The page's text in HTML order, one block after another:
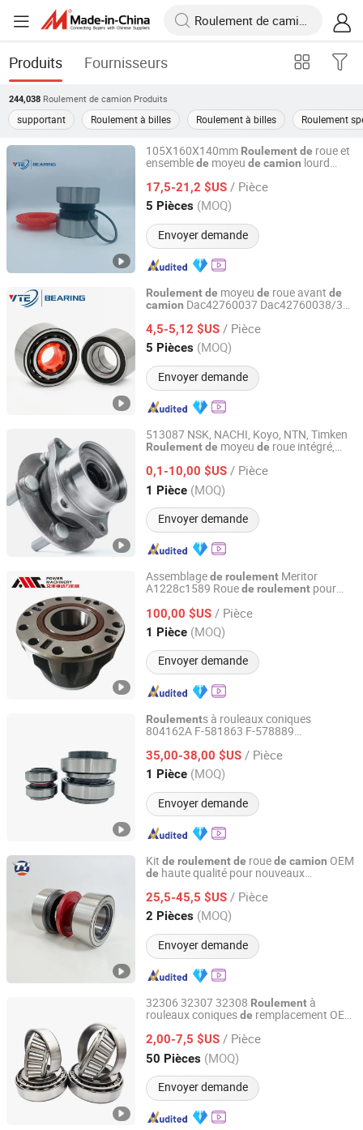
Produits Fournisseurs
244,038 Roulement de camion Produits
supportant Roulement à billes Roulement à billes Roulement
105X160X140mm Roulementde roue et
ensemblede moyeu de camion lourd
17,5-21,2 $US / Pièce
5 Pièces (MOQ)
Envoyer demande
Shandong Ante Bearing Technology Co., Ltd.
Shandong, China Depuis 2024
Roulementde moyeu de roue avant de
camion Dac42760037 Dac42760038/35
Dac42760037135
4,5-5,12 $US / Pièce
5 Pièces (MOQ)
Envoyer demande
Shandong Ante Bearing Technology Co., Ltd.
Shandong, China Depuis 2024
513087 NSK, NACHI, Koyo, NTN, Timken
Roulementde moyeu de roue intégré,
bruit, haute précision, résistant à l'usure
pour voiture, camion
0,1-10,00 $US / Pièce
1 Pièce (MOQ)
Envoyer demande
Shanghai Luvivo Supply Chain Management Co., Ltd.
Shanghai, China Depuis 2026
Assemblagede roulement Meritor
A1228c1589 Rouede roulement pour
100,00 $US / Pièce
1 Pièce (MOQ)
Envoyer demande
WUXI AMC POWER MACHINERY CO., LTD.
Jiangsu, China Depuis 2020
Roulements à rouleaux coniques
804162A F-581863 F-578889
moyeuderouedecamion
35,00-38,00 $US / Pièce
1 Pièce (MOQ)
Envoyer demande
Shandong Tefule Bearing Co., Ltd
Shandong, China Depuis 2026
Kit de roulementde rouede camion OEM
de haute qualité pour nouveaux
805517 805531 805567 805733
81.93420.0330Roulement
gros
25,5-45,5 $US / Pièce
2 Pièces (MOQ)
Envoyer demande
Xingtai Tuoyuan Machinery Parts Co., Ltd.
Hebei, China Depuis 2025
32306 32307 32308 Roulement à
rouleaux coniquesde remplacement OEM
roulementdemoyeude
pour entretien debus lourds
commerciaux européens
2,00-7,5 $US / Pièce
50 Pièces (MOQ)
Envoyer demande
Fujian Jinqiang Machinery Manufacture Co., Ltd.
Fujian, China Depuis 2026